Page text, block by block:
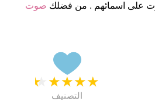
صوت
★
★
★
★
★
التصنيف